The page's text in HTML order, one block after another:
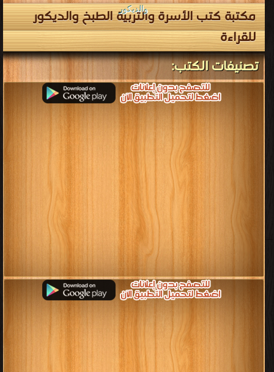
والديكور
مكتبة كتب الأسرة والتربية الطبخ والديكور
للقراءة
تصنيفات الكتب: